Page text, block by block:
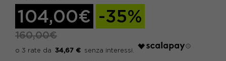
104,00€ -35%
160,00€
34,67 €